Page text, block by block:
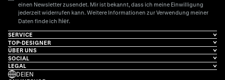
einen Newsletter zusendet. Mir ist bekannt, dass ich meine Einwilligung
jederzeit widerrufen kann. Weitere Informationen zur Verwendung meiner
Daten finde ich hier.
SERVICE
TOP-DESIGNER
ÜBER UNS
SOCIAL
LEGAL
DE|EN